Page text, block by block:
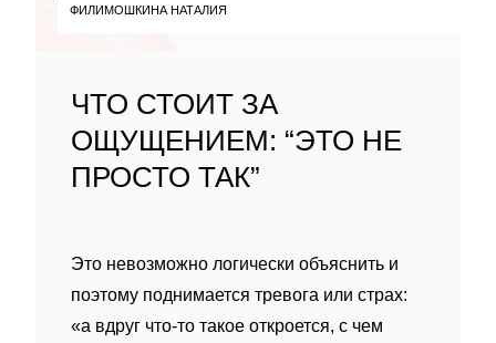
ФИЛИМОШКИНА НАТАЛИЯ
ЧТО СТОИТ ЗА
ОЩУЩЕНИЕМ: “ЭТО НЕ
ПРОСТО ТАК”
Это невозможно логически объяснить и
поэтому поднимается тревога или страх:
«а вдруг что-то такое откроется, с чем